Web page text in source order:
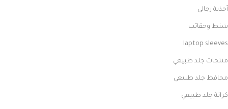
أحذية رجالي
شنط وحقائب
laptop sleeves
منتجات جلد طبيعي
محافظ جلد طبيعي
كراتة جلد طبيعي